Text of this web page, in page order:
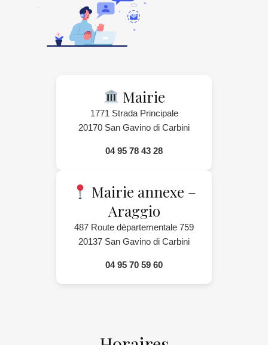
Mairie
1771 Strada Principale
20170 San Gavino di Carbini
04 95 78 43 28
Mairie annexe –
Araggio
487 Route départementale 759
20137 San Gavino di Carbini
04 95 70 59 60